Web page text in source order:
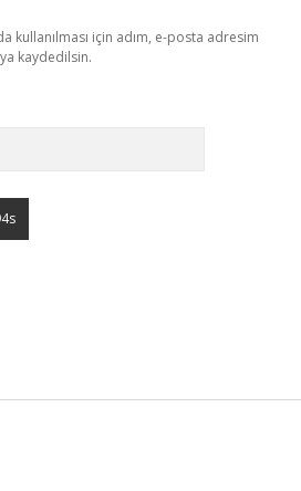
kullanılması için adım, e-posta adresim
kaydedilsin.